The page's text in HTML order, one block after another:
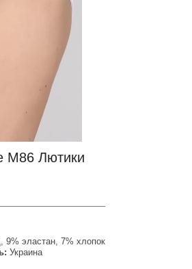
М86 Лютики
9% эластан, 7% хлопок
Украина